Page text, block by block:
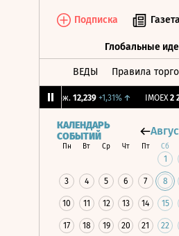
Подписка Газета
Глобальные
ВЕДЫ Правила
CNY Бирж. 12,239 +1,31%↑ IMOEX 2
КАЛЕНДАРЬ
СОБЫТИЙ
Пн Вт Ср Чт Пт Сб
1
3 4 5 6 7 8
10 11 12 13 14 15
17 18 19 20 21 22